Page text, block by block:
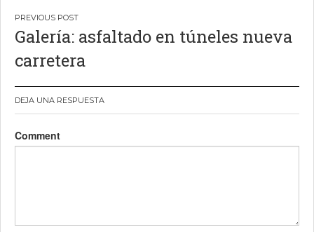
Navegación
de
entradas
Galería: asfaltado en túneles nueva
carretera
DEJA UNA RESPUESTA
Comment